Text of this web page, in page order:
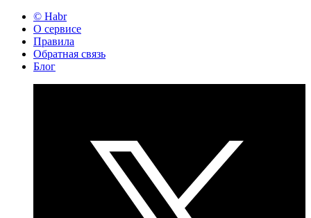
© Habr
О сервисе
Правила
Обратная связь
Блог